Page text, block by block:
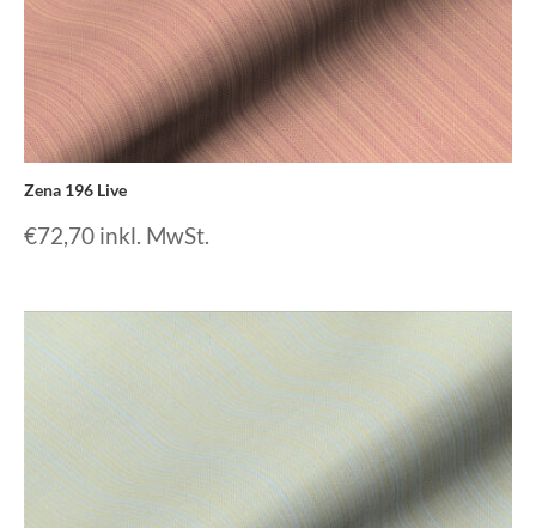
Zena 196 Live
€72,70 inkl. MwSt.